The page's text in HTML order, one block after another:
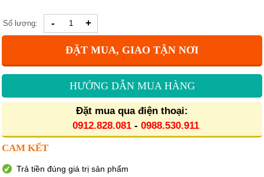
Số lượng: - +
ĐẶT MUA, GIAO TẬN NƠI
HƯỚNG DẪN MUA HÀNG
Đặt mua qua điện thoại:
0912.828.081 - 0988.530.911
CAM KẾT
Trả tiền đúng giá trị sản phẩm